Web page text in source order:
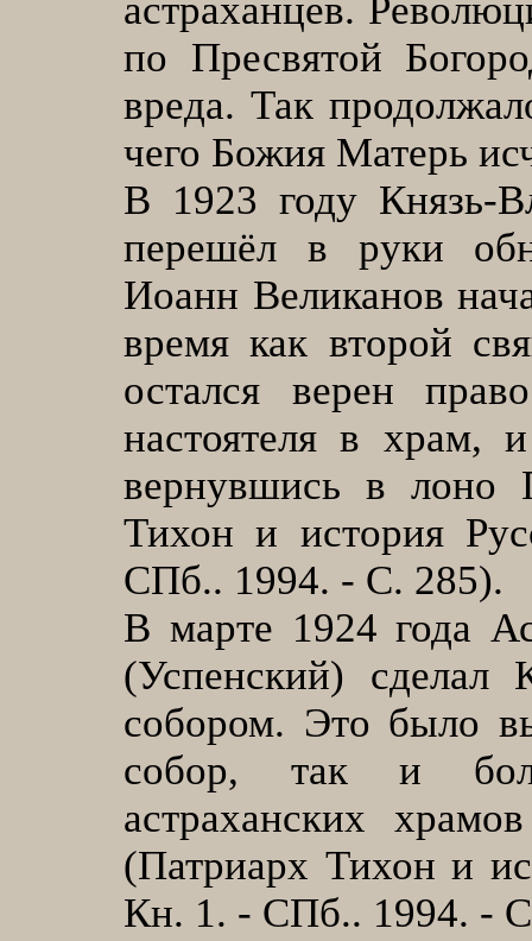
астраханцев.
по Пресвятой
вреда. Так
чего Божия Матерь
В 1923 году Князь-
перешёл в руки
Иоанн Великанов
время как второй
остался верен
настоятеля в храм,
вернувшись в лоно
Тихон и история
СПб.. 1994. - С. 285).
В марте 1924 года
(Успенский) сделал
собором. Это было
собор, так и
астраханских
(Патриарх Тихон и
Кн. 1. - СПб.. 1994. -